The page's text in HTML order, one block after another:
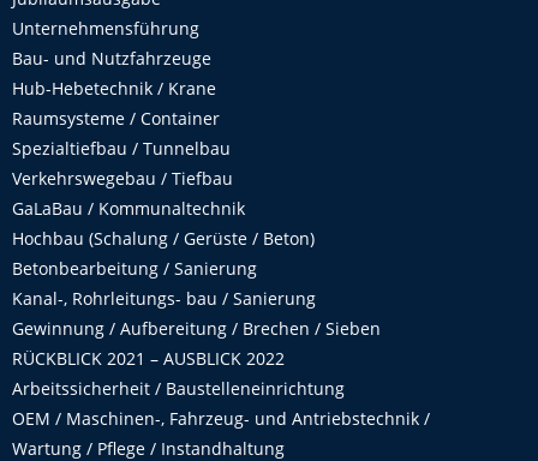
Unternehmensführung
Bau- und Nutzfahrzeuge
Hub-Hebetechnik / Krane
Raumsysteme / Container
Spezialtiefbau / Tunnelbau
Verkehrswegebau / Tiefbau
GaLaBau / Kommunaltechnik
Hochbau (Schalung / Gerüste / Beton)
Betonbearbeitung / Sanierung
Kanal-, Rohrleitungs- bau / Sanierung
Gewinnung / Aufbereitung / Brechen / Sieben
RÜCKBLICK 2021 – AUSBLICK 2022
Arbeitssicherheit / Baustelleneinrichtung
OEM / Maschinen-, Fahrzeug- und Antriebstechnik /
Wartung / Pflege / Instandhaltung